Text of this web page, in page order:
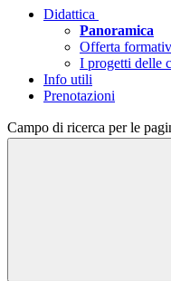
Didattica
Panoramica
Offerta
I progetti delle
Info utili
Prenotazioni
Campo di ricerca per le